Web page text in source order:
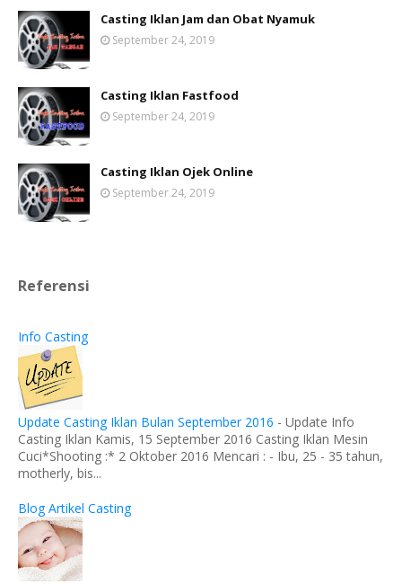
Casting Iklan Jam dan Obat Nyamuk
September 24, 2019
Casting Iklan Fastfood
September 24, 2019
Casting Iklan Ojek Online
September 24, 2019
Referensi
Info Casting
Update Casting Iklan Bulan September 2016 - Update Info
Casting Iklan Kamis, 15 September 2016 Casting Iklan Mesin
Cuci*Shooting :* 2 Oktober 2016 Mencari : - Ibu, 25 - 35 tahun,
motherly, bis...
Blog Artikel Casting